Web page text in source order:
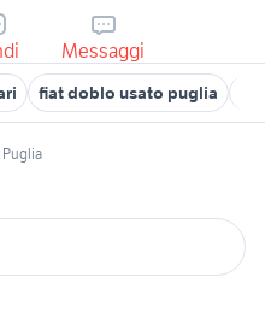
Messaggi
fiat doblo usato puglia
Puglia